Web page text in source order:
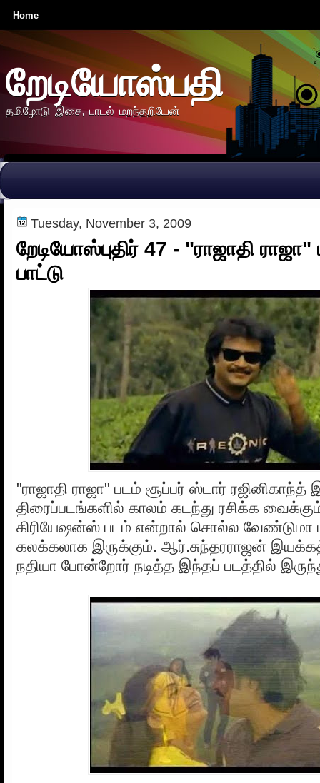
Home
றேடியோஸ்பதி
தமிழோடு இசை, பாடல் மறந்தறியேன்
Tuesday, November 3, 2009
றேடியோஸ்புதிர் 47 - "ராஜாதி
பாட்டு
"ராஜாதி ராஜா" படம் சூப்பர் ஸ்டார்
திரைப்படங்களில் காலம் கடந்து ரசிக்க
கிரியேஷன்ஸ் படம் என்றால் சொல்ல வேண்டுமா
கலக்கலாக இருக்கும். ஆர்.சுந்தரராஜன்
நதியா போன்றோர் நடித்த இந்தப் படத்தில் இருந்து